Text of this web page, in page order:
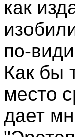
как
по-
Как бы
место
дает